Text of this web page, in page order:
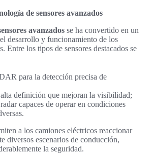
de sensores avanzados
avanzados se ha convertido en un
desarrollo y funcionamiento de los
Entre los tipos de sensores destacados se
para la detección precisa de
definición que mejoran la visibilidad;
capaces de operar en condiciones
a los camiones eléctricos reaccionar
diversos escenarios de conducción,
la seguridad.